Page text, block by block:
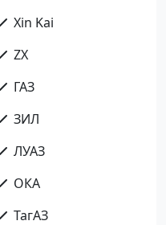
Xin Kai
ZX
ГАЗ
ЗИЛ
ЛУАЗ
ОКА
ТагАЗ